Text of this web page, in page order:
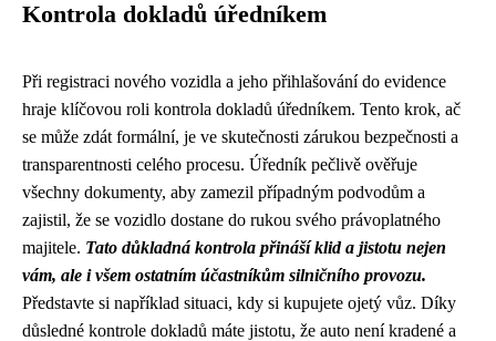
Kontrola dokladů úředníkem
Při registraci nového vozidla a jeho přihlašování do evidence
hraje klíčovou roli kontrola dokladů úředníkem. Tento krok, ač
se může zdát formální, je ve skutečnosti zárukou bezpečnosti a
transparentnosti celého procesu. Úředník pečlivě ověřuje
všechny dokumenty, aby zamezil případným podvodům a
zajistil, že se vozidlo dostane do rukou svého právoplatného
majitele. Tato důkladná kontrola přináší klid a jistotu nejen
vám, ale i všem ostatním účastníkům silničního provozu.
Představte si například situaci, kdy si kupujete ojetý vůz. Díky
důsledné kontrole dokladů máte jistotu, že auto není kradené a